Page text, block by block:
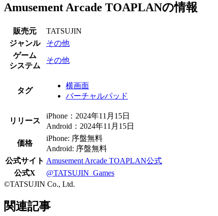
Amusement Arcade TOAPLANの情報
販売元
TATSUJIN
ジャンル
その他
ゲーム
システム
その他
タグ
横画面
バーチャルパッド
リリース
iPhone：2024年11月15日
Android：2024年11月15日
価格
iPhone: 序盤無料
Android: 序盤無料
公式サイト Amusement Arcade TOAPLAN公式
公式X
@TATSUJIN_Games
©TATSUJIN Co., Ltd.
関連記事